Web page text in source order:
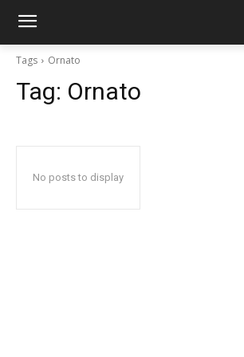
Tags Ornato
Tag: Ornato
No posts to display